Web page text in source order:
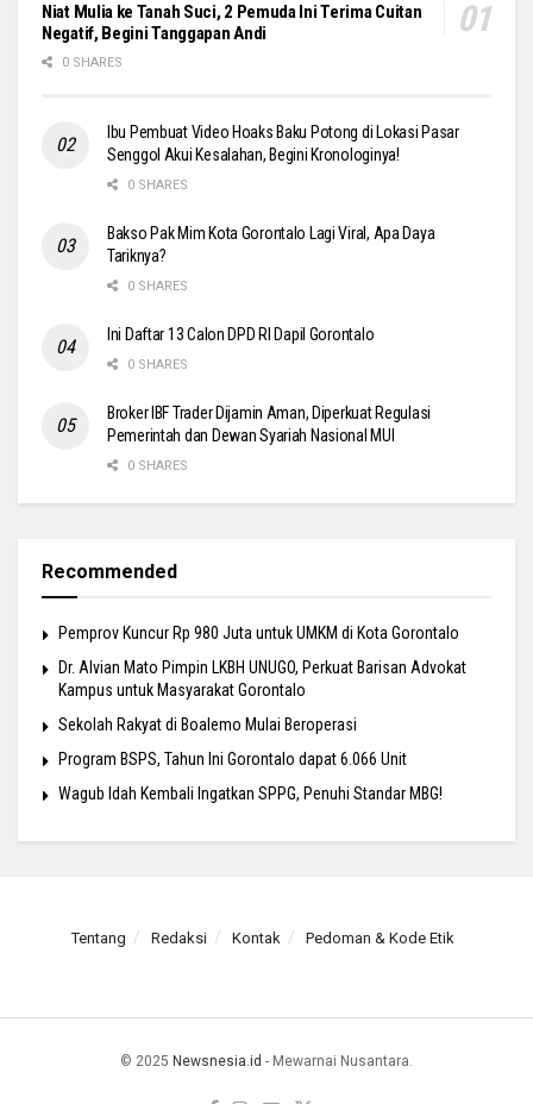
Niat Mulia ke Tanah Suci, 2 Pemuda Ini Terima Cuitan
Negatif, Begini Tanggapan Andi
0 SHARES
Ibu Pembuat Video Hoaks Baku Potong di Lokasi Pasar
Senggol Akui Kesalahan, Begini Kronologinya!
0 SHARES
Bakso Pak Mim Kota Gorontalo Lagi Viral, Apa Daya
Tariknya?
0 SHARES
Ini Daftar 13 Calon DPD RI Dapil Gorontalo
0 SHARES
Broker IBF Trader Dijamin Aman, Diperkuat Regulasi
Pemerintah dan Dewan Syariah Nasional MUI
0 SHARES
Recommended
Pemprov Kuncur Rp 980 Juta untuk UMKM di Kota Gorontalo
Dr. Alvian Mato Pimpin LKBH UNUGO, Perkuat Barisan Advokat
Kampus untuk Masyarakat Gorontalo
Sekolah Rakyat di Boalemo Mulai Beroperasi
Program BSPS, Tahun Ini Gorontalo dapat 6.066 Unit
Wagub Idah Kembali Ingatkan SPPG, Penuhi Standar MBG!
Tentang Redaksi Kontak Pedoman & Kode Etik
© 2025 Newsnesia.id - Mewarnai Nusantara.